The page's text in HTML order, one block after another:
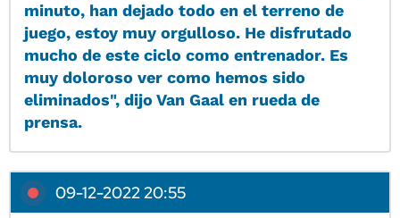
minuto, han dejado todo en el terreno de
juego, estoy muy orgulloso. He disfrutado
mucho de este ciclo como entrenador. Es
muy doloroso ver como hemos sido
eliminados", dijo Van Gaal en rueda de
prensa.
09-12-2022 20:55